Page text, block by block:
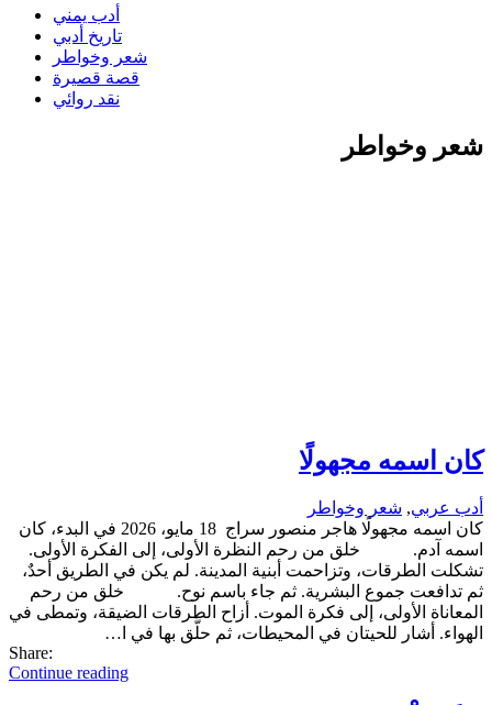
أدب يمني
تاريخ أدبي
شعر وخواطر
قصة قصيرة
نقد روائي
شعر وخواطر
كان اسمه مجهولًا
أدب عربي, شعر وخواطر
كان اسمه مجهولًا هاجر منصور سراج 18 مايو، 2026 في البدء، كان
اسمه آدم. خلق من رحم النظرة الأولى، إلى الفكرة الأولى.
تشكلت الطرقات، وتزاحمت أبنية المدينة. لم يكن في الطريق أحدٌ،
ثم تدافعت جموع البشرية. ثم جاء باسم نوح. خلق من رحم
المعاناة الأولى، إلى فكرة الموت. أزاح الطرقات الضيقة، وتمطى في
الهواء. أشار للحيتان في المحيطات، ثم حلَّق بها في ا…
Share:
Continue reading